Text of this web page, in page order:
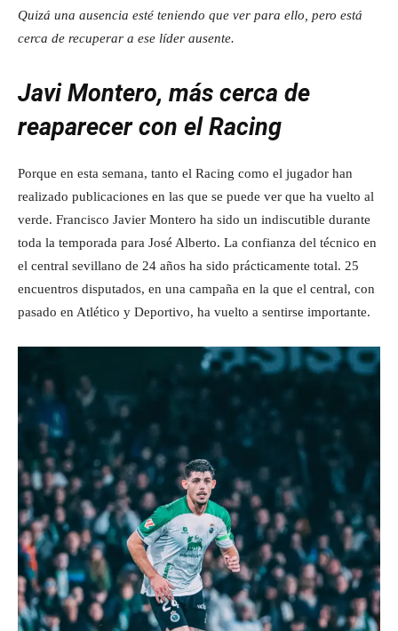
Quizá una ausencia esté teniendo que ver para ello, pero está
cerca de recuperar a ese líder ausente.
Javi Montero, más cerca de
reaparecer con el Racing
Porque en esta semana, tanto el Racing como el jugador han
realizado publicaciones en las que se puede ver que ha vuelto al
verde. Francisco Javier Montero ha sido un indiscutible durante
toda la temporada para José Alberto. La confianza del técnico en
el central sevillano de 24 años ha sido prácticamente total. 25
encuentros disputados, en una campaña en la que el central, con
pasado en Atlético y Deportivo, ha vuelto a sentirse importante.